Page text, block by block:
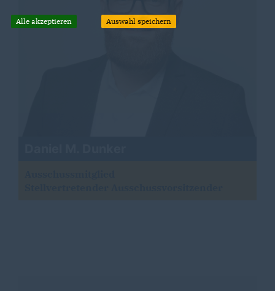
Alle akzeptieren Auswahl speichern